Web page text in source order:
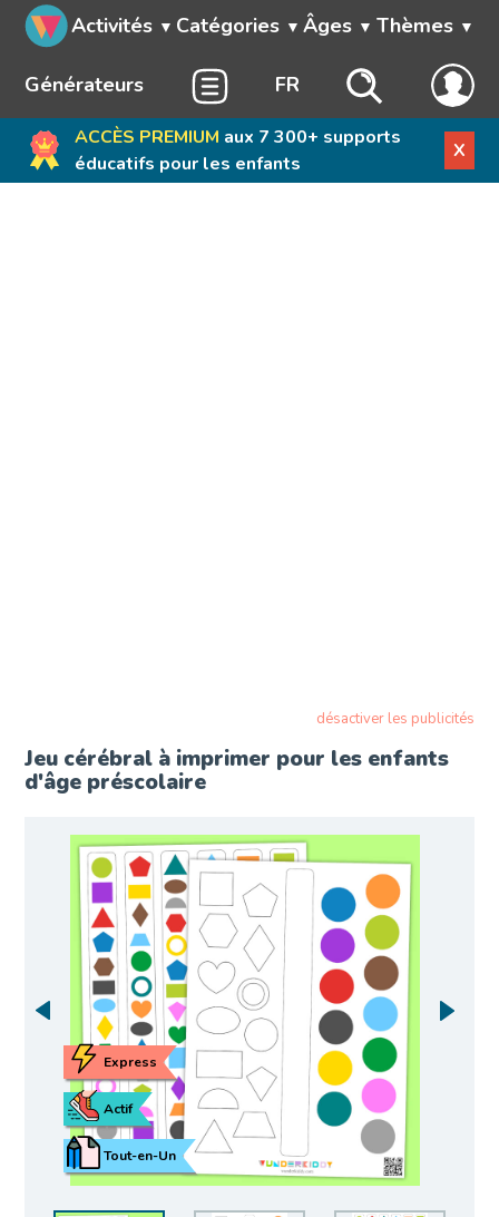
Activités Catégories Âges Thèmes
Générateurs FR
ACCÈS PREMIUM aux 7 300+ supports
éducatifs pour les enfants
X
désactiver les publicités
Jeu cérébral à imprimer pour les enfants
d'âge préscolaire
Tout-en-Un
Actif
Express